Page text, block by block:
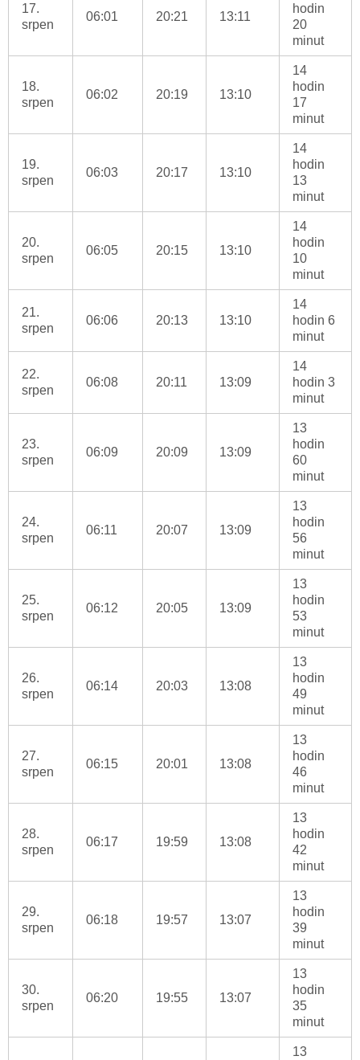
17.
srpen
06:01 20:21 13:11
hodin
20
minut
18.
srpen
06:02 20:19 13:10
14
hodin
17
minut
19.
srpen
06:03 20:17 13:10
14
hodin
13
minut
20.
srpen
06:05 20:15 13:10
14
hodin
10
minut
21.
srpen
06:06 20:13 13:10
14
hodin 6
minut
22.
srpen
06:08 20:11 13:09
14
hodin 3
minut
23.
srpen
06:09 20:09 13:09
13
hodin
60
minut
24.
srpen
06:11 20:07 13:09
13
hodin
56
minut
25.
srpen
06:12 20:05 13:09
13
hodin
53
minut
26.
srpen
06:14 20:03 13:08
13
hodin
49
minut
27.
srpen
06:15 20:01 13:08
13
hodin
46
minut
28.
srpen
06:17 19:59 13:08
13
hodin
42
minut
29.
srpen
06:18 19:57 13:07
13
hodin
39
minut
30.
srpen
06:20 19:55 13:07
13
hodin
35
minut
13